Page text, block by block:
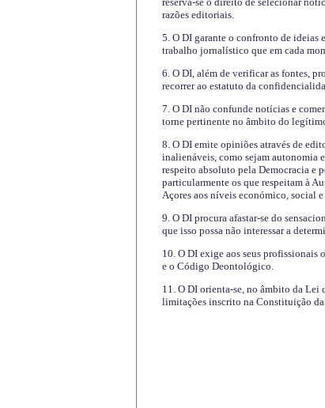
razões editoriais.
5. O DI garante o confronto de ideias
trabalho jornalístico que em cada
6. O DI, além de verificar as fontes,
recorrer ao estatuto da
7. O DI não confunde notícias e
torne pertinente no âmbito do
8. O DI emite opiniões através de
inalienáveis, como sejam autonomia
respeito absoluto pela Democracia e
particularmente os que respeitam à
Açores aos níveis económico, social
9. O DI procura afastar-se do
que isso possa não interessar a
10. O DI exige aos seus
e o Código Deontológico.
11. O DI orienta-se, no âmbito da
limitações inscrito na Constituição